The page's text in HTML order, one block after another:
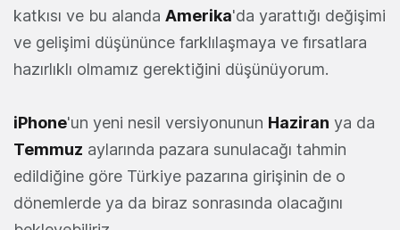
katkısı ve bu alanda Amerika'da yarattığı değişimi
ve gelişimi düşününce farklılaşmaya ve fırsatlara
hazırlıklı olmamız gerektiğini düşünüyorum.
iPhone'un yeni nesil versiyonunun Haziran ya da
Temmuz aylarında pazara sunulacağı tahmin
edildiğine göre Türkiye pazarına girişinin de o
dönemlerde ya da biraz sonrasında olacağını